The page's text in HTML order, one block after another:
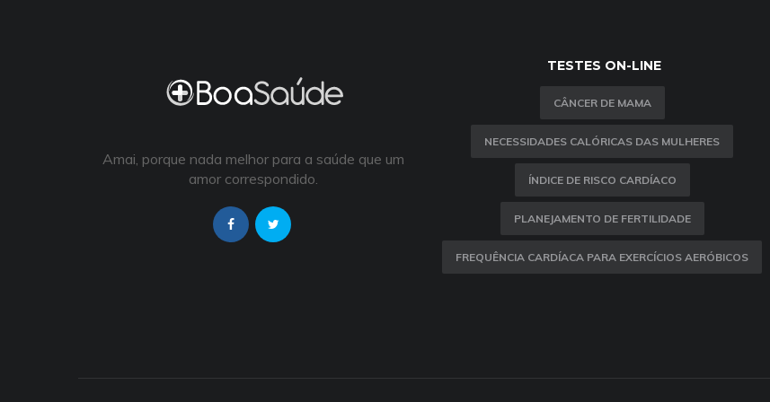
Amai, porque nada melhor para a saúde que um
amor correspondido.
TESTES ON-LINE
CÂNCER DE MAMA
NECESSIDADES CALÓRICAS DAS MULHERES
ÍNDICE DE RISCO CARDÍACO
PLANEJAMENTO DE FERTILIDADE
FREQUÊNCIA CARDÍACA PARA EXERCÍCIOS AERÓBICOS